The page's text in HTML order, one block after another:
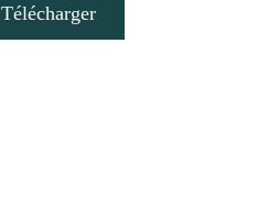
Télécharger